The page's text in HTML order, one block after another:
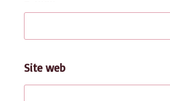
Site web